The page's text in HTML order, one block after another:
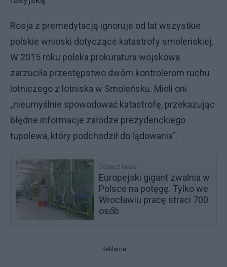
Rosja z premedytacją ignoruje od lat wszystkie
polskie wnioski dotyczące katastrofy smoleńskiej.
W 2015 roku polska prokuratura wojskowa
zarzuciła przestępstwo dwóm kontrolerom ruchu
lotniczego z lotniska w Smoleńsku. Mieli oni
„nieumyślnie spowodować katastrofę, przekazując
błędne informacje załodze prezydenckiego
tupolewa, który podchodził do lądowania”.
Zobacz także
Europejski gigant zwalnia w
Polsce na potęgę. Tylko we
Wrocławiu pracę straci 700
osób
Reklama